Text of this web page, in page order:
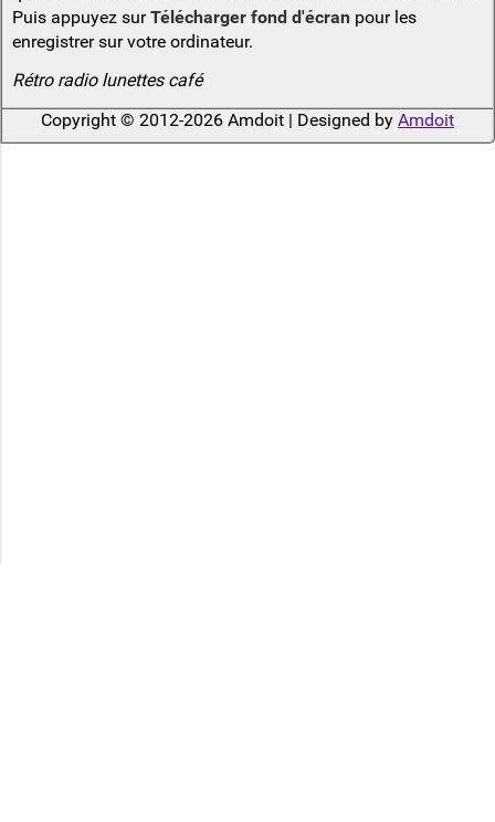
Puis appuyez surTélécharger fond d'écranpour les
enregistrer sur votre ordinateur.
Rétro radio lunettes café
Copyright © 2012-2026 Amdoit | Designed by Amdoit